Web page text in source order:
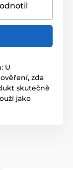
U
zda
skutečně
jako